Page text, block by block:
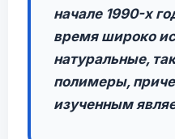
начале 1990-х
время широко
натуральные,
полимеры,
изученным